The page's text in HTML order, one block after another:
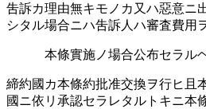
吿訴カ理由無キモノカ又ハ惡意ニ
シタル場合ニハ吿訴人ハ審査費用
本條實施ノ場合公布セラル
締約國カ本條約批准交換ヲ行ヒ且
國ニ依リ承認󠄁セラレタルトキニ本